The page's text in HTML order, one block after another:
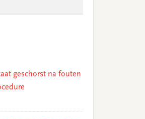
geschorst na fouten